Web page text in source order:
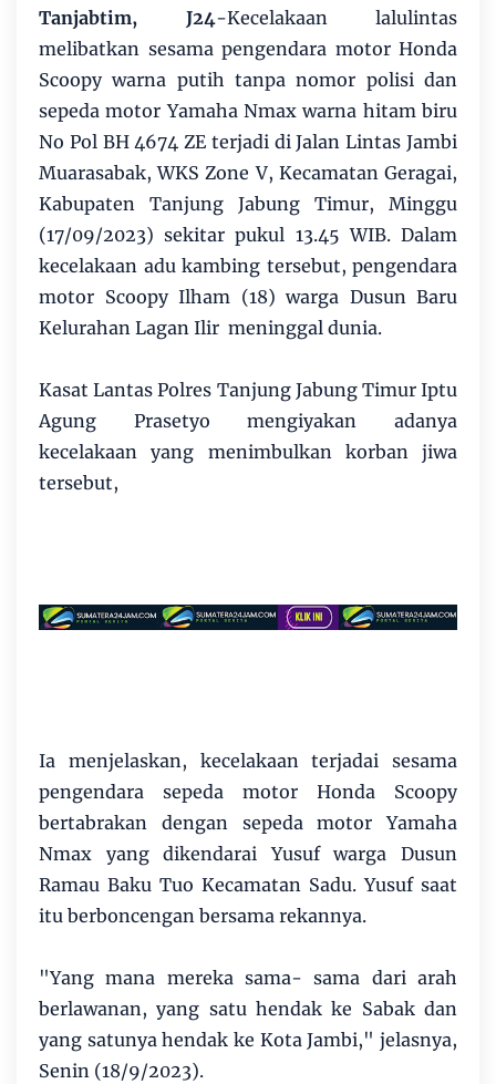
Tanjabtim, J24-Kecelakaan lalulintas
melibatkan sesama pengendara motor Honda
Scoopy warna putih tanpa nomor polisi dan
sepeda motor Yamaha Nmax warna hitam biru
No Pol BH 4674 ZE terjadi di Jalan Lintas Jambi
Muarasabak, WKS Zone V, Kecamatan Geragai,
Kabupaten Tanjung Jabung Timur, Minggu
(17/09/2023) sekitar pukul 13.45 WIB. Dalam
kecelakaan adu kambing tersebut, pengendara
motor Scoopy Ilham (18) warga Dusun Baru
Kelurahan Lagan Ilir meninggal dunia.
Kasat Lantas Polres Tanjung Jabung Timur Iptu
Agung Prasetyo mengiyakan adanya
kecelakaan yang menimbulkan korban jiwa
tersebut,
Ia menjelaskan, kecelakaan terjadai sesama
pengendara sepeda motor Honda Scoopy
bertabrakan dengan sepeda motor Yamaha
Nmax yang dikendarai Yusuf warga Dusun
Ramau Baku Tuo Kecamatan Sadu. Yusuf saat
itu berboncengan bersama rekannya.
"Yang mana mereka sama- sama dari arah
berlawanan, yang satu hendak ke Sabak dan
yang satunya hendak ke Kota Jambi," jelasnya,
Senin (18/9/2023).